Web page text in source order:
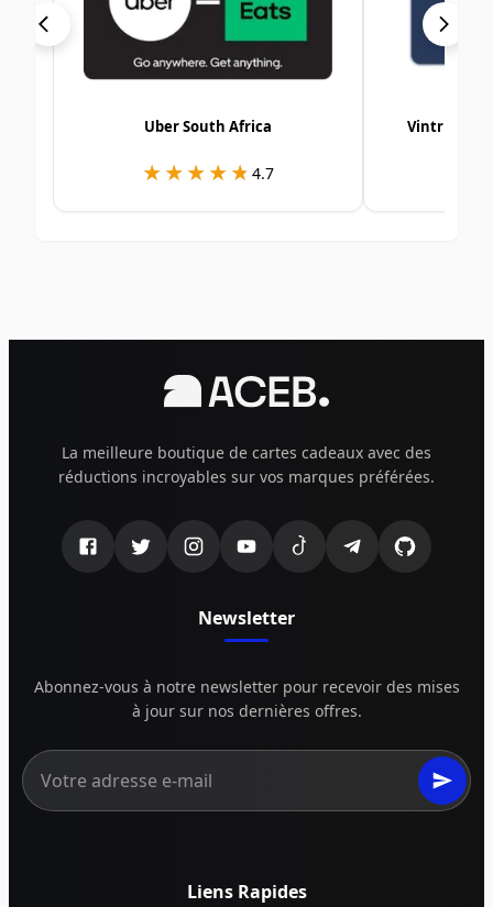
Uber South Africa
★★★★★
★★★★★ 4.7
Vintrica E-
La meilleure boutique de cartes cadeaux avec des
réductions incroyables sur vos marques préférées.
Newsletter
Abonnez-vous à notre newsletter pour recevoir des mises
à jour sur nos dernières offres.
Liens Rapides